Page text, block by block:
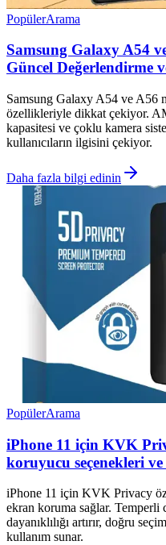
PopülerArama
Samsung Galaxy A54
Güncel Değerlendirme
Samsung Galaxy A54 ve A56
özellikleriyle dikkat çekiyor.
kapasitesi ve çoklu kamera
kullanıcıların ilgisini çekiyor.
Daha fazla bilgi edinin
PopülerArama
iPhone 11 için KVK
koruyucu seçenekleri ve
iPhone 11 için KVK Privacy
ekran koruma sağlar.
dayanıklılığı artırır, doğru
kullanım sunar.